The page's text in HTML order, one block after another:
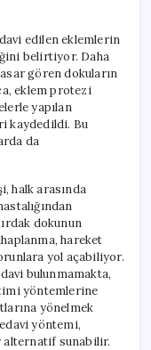
edilen eklemlerin
belirtiyor. Daha
gören dokuların
eklem protezi
yapılan
kaydedildi. Bu
da
halk arasında
dokunun
hareket
yol açabiliyor.
bulunmamakta,
yöntemlerine
yönelmek
yöntemi,
alternatif sunabilir.